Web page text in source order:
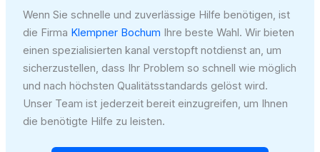
Wenn Sie schnelle und zuverlässige Hilfe benötigen, ist
die Firma Klempner Bochum Ihre beste Wahl. Wir bieten
einen spezialisierten kanal verstopft notdienst an, um
sicherzustellen, dass Ihr Problem so schnell wie möglich
und nach höchsten Qualitätsstandards gelöst wird.
Unser Team ist jederzeit bereit einzugreifen, um Ihnen
die benötigte Hilfe zu leisten.